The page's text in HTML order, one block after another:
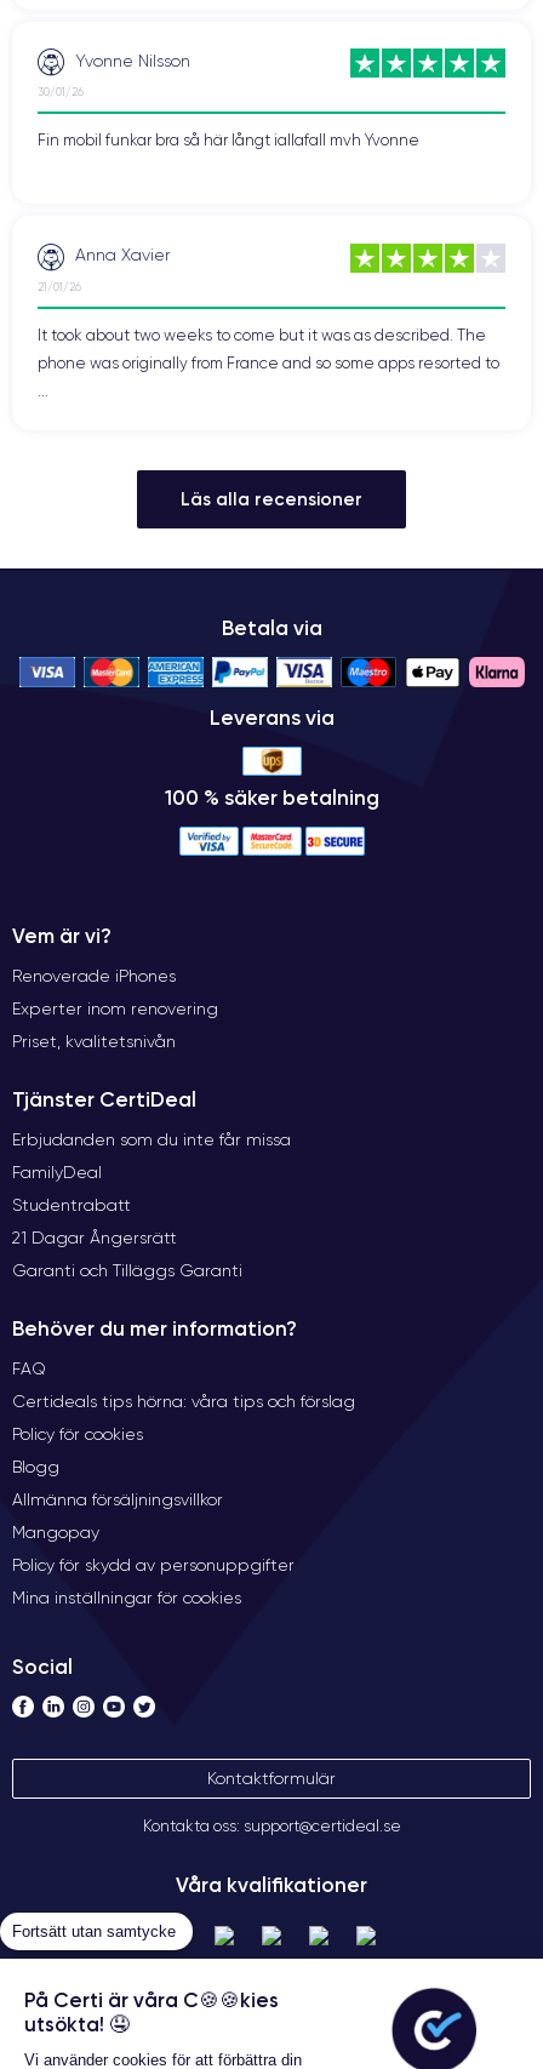
Yvonne Nilsson
30/01/26
Fin mobil funkar bra så här långt iallafall mvh Yvonne
Anna Xavier
21/01/26
It took about two weeks to come but it was as described. The
phone was originally from France and so some apps resorted to
Läs alla recensioner
Betala via
Leverans via
100 % säker betalning
Vem är vi?
Renoverade iPhones
Experter inom renovering
Priset, kvalitetsnivån
Tjänster CertiDeal
Erbjudanden som du inte får missa
FamilyDeal
Studentrabatt
21 Dagar Ångersrätt
Garanti och Tilläggs Garanti
Behöver du mer information?
FAQ
Certideals tips hörna: våra tips och förslag
Policy för cookies
Blogg
Allmänna försäljningsvillkor
Mangopay
Policy för skydd av personuppgifter
Mina inställningar för cookies
Social
Kontaktformulär
Kontakta oss: support@certideal.se
Våra kvalifikationer
Fortsätt utan samtycke
På Certi är våra C🍪🍪kies
utsökta! 🤤
Vi använder cookies för att förbättra din